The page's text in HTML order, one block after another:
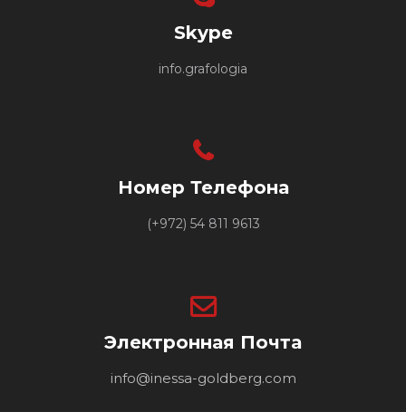
Skype
info.grafologia
Номер Телефона
(+972) 54 811 9613
Электронная Почта
info@inessa-goldberg.com